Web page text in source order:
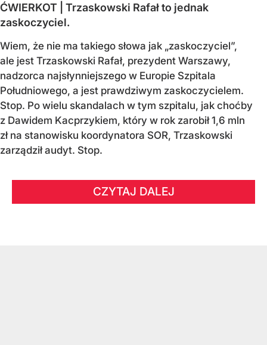
ĆWIERKOT | Trzaskowski Rafał to jednak
zaskoczyciel.
Wiem, że nie ma takiego słowa jak „zaskoczyciel”,
ale jest Trzaskowski Rafał, prezydent Warszawy,
nadzorca najsłynniejszego w Europie Szpitala
Południowego, a jest prawdziwym zaskoczycielem.
Stop. Po wielu skandalach w tym szpitalu, jak choćby
z Dawidem Kacprzykiem, który w rok zarobił 1,6 mln
zł na stanowisku koordynatora SOR, Trzaskowski
zarządził audyt. Stop.
CZYTAJ DALEJ